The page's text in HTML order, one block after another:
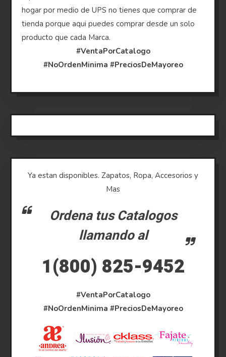
hogar por medio de UPS no tienes que comprar de
tienda porque aqui puedes comprar desde un solo
producto que cada Marca.
#VentaPorCatalogo
#NoOrdenMinima #PreciosDeMayoreo
Ya estan disponibles. Zapatos, Ropa, Accesorios y
Mas
Ordena tus Catalogos
llamando al
1(800) 825-9452
#VentaPorCatalogo
#NoOrdenMinima #PreciosDeMayoreo